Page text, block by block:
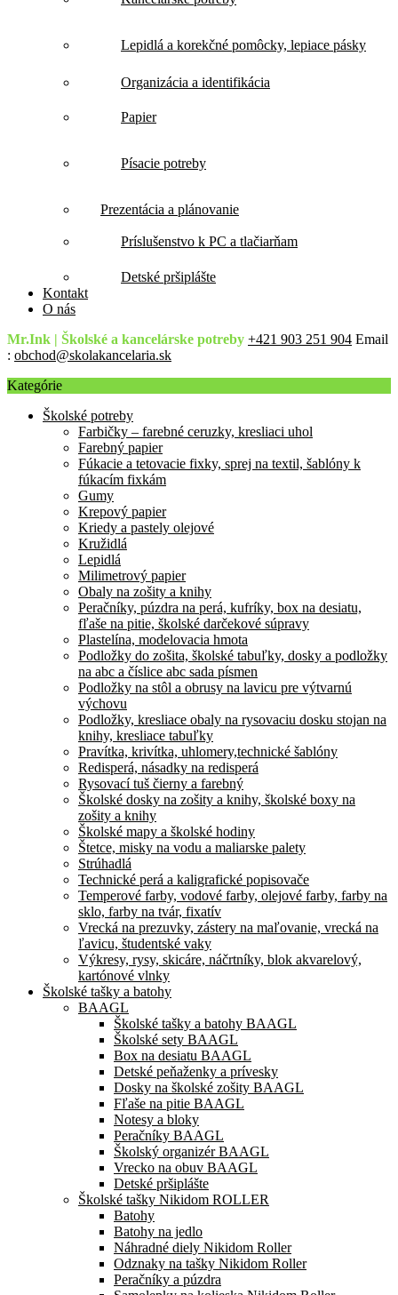
Lepidlá a korekčné pomôcky, lepiace pásky
Organizácia a identifikácia
Papier
Písacie potreby
Prezentácia a plánovanie
Príslušenstvo k PC a tlačiarňam
Detské pršiplášte
Kontakt
O nás
Mr.Ink | Školské a kancelárske potreby +421 903 251 904 Email
: obchod@skolakancelaria.sk
Kategórie
Školské potreby
Farbičky – farebné ceruzky, kresliaci uhol
Farebný papier
Fúkacie a tetovacie fixky, sprej na textil, šablóny k
fúkacím fixkám
Gumy
Krepový papier
Kriedy a pastely olejové
Kružidlá
Lepidlá
Milimetrový papier
Obaly na zošity a knihy
Peračníky, púzdra na perá, kufríky, box na desiatu,
fľaše na pitie, školské darčekové súpravy
Plastelína, modelovacia hmota
Podložky do zošita, školské tabuľky, dosky a podložky
na abc a číslice abc sada písmen
Podložky na stôl a obrusy na lavicu pre výtvarnú
výchovu
Podložky, kresliace obaly na rysovaciu dosku stojan na
knihy, kresliace tabuľky
Pravítka, krivítka, uhlomery,technické šablóny
Redisperá, násadky na redisperá
Rysovací tuš čierny a farebný
Školské dosky na zošity a knihy, školské boxy na
zošity a knihy
Školské mapy a školské hodiny
Štetce, misky na vodu a maliarske palety
Strúhadlá
Technické perá a kaligrafické popisovače
Temperové farby, vodové farby, olejové farby, farby na
sklo, farby na tvár, fixatív
Vrecká na prezuvky, zástery na maľovanie, vrecká na
ľavicu, študentské vaky
Výkresy, rysy, skicáre, náčrtníky, blok akvarelový,
kartónové vlnky
Školské tašky a batohy
BAAGL
Školské tašky a batohy BAAGL
Školské sety BAAGL
Box na desiatu BAAGL
Detské peňaženky a prívesky
Dosky na školské zošity BAAGL
Fľaše na pitie BAAGL
Notesy a bloky
Peračníky BAAGL
Školský organizér BAAGL
Vrecko na obuv BAAGL
Detské pršiplášte
Školské tašky Nikidom ROLLER
Batohy
Batohy na jedlo
Náhradné diely Nikidom Roller
Odznaky na tašky Nikidom Roller
Peračníky a púzdra